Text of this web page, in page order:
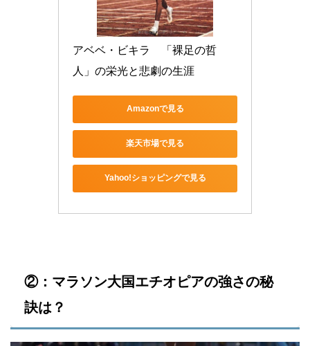
アベベ・ビキラ　「裸足の哲
人」の栄光と悲劇の生涯
Amazonで見る
楽天市場で見る
Yahoo!ショッピングで見る
②：マラソン大国エチオピアの強さの秘
訣は？